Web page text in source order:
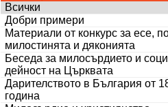
Всички
Добри примери
Материали от конкурс за есе,
милостинята и дяконията
Беседа за милосърдието и
дейност на Църквата
Дарителството в България от
година